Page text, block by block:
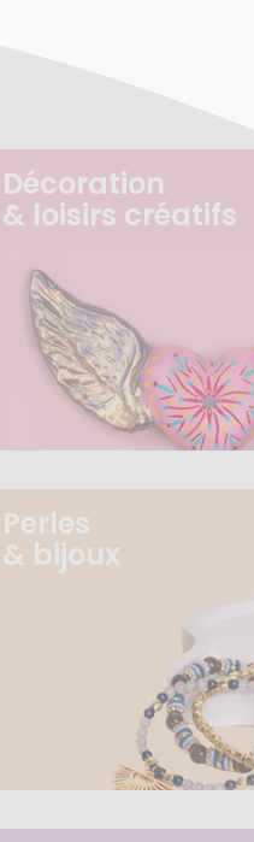
Décoration
& loisirs créatifs
Perles
& bijoux